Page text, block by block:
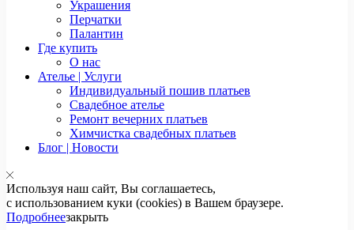
Украшения
Перчатки
Палантин
Где купить
О нас
Ателье | Услуги
Индивидуальный пошив платьев
Свадебное ателье
Ремонт вечерних платьев
Химчистка свадебных платьев
Блог | Новости
Используя наш сайт, Вы соглашаетесь,
с использованием куки (cookies) в Вашем браузере.
Подробнеезакрыть